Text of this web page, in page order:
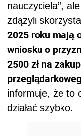
nauczyciela”,
zdążyli
2025 roku mają
wniosku o
2500 zł na
informuje, że to
działać szybko.